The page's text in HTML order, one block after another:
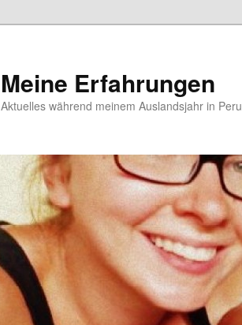
Meine Erfahrungen
Aktuelles während meinem Auslandsjahr in Peru